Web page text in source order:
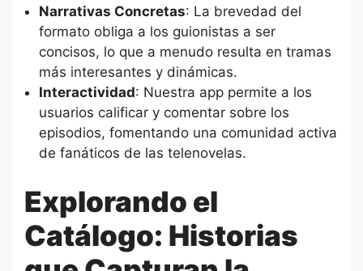
Narrativas Concretas: La brevedad del
formato obliga a los guionistas a ser
concisos, lo que a menudo resulta en tramas
más interesantes y dinámicas.
Interactividad: Nuestra app permite a los
usuarios calificar y comentar sobre los
episodios, fomentando una comunidad activa
de fanáticos de las telenovelas.
Explorando el
Catálogo: Historias